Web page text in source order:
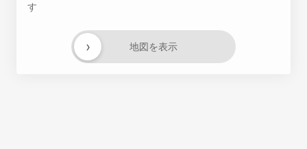
す
地図を表示
›